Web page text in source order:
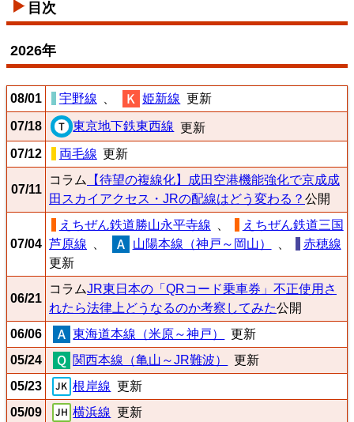
目次
2026年
08/01 宇野線 姫新線 更新
07/18 東京地下鉄東西線 更新
07/12
両毛線 更新
07/11
コラム
【待望の複線化】成田空港機能強化で京成成
田スカイアクセス・JRの配線はどう変わる？ 公開
07/04
えちぜん鉄道勝山永平寺線
えちぜん鉄道三国
芦原線
山陽本線（神戸～岡山）
赤穂線
更新
06/21
コラムJR東日本の「QRコード乗車券」不正使用さ
れたら法律上どうなるのか考察してみた公開
06/06
東海道本線（米原～神戸）
更新
05/24
関西本線（亀山～JR難波）
更新
05/23
根岸線 更新
05/09
横浜線 更新